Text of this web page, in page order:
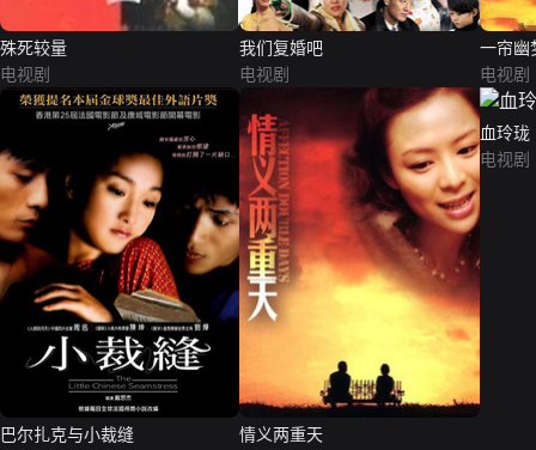
殊死较量
电视剧
我们复婚吧
电视剧
一帘幽
电视剧
巴尔扎克与小裁缝
情义两重天
血玲珑
电视剧